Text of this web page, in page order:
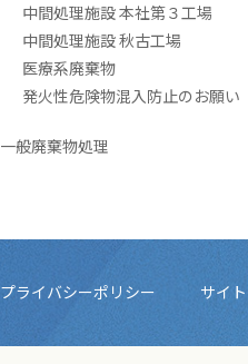
中間処理施設 本社第３工場
中間処理施設 秋古工場
医療系廃棄物
発火性危険物混入防止のお願い
一般廃棄物処理
プライバシーポリシー サイ